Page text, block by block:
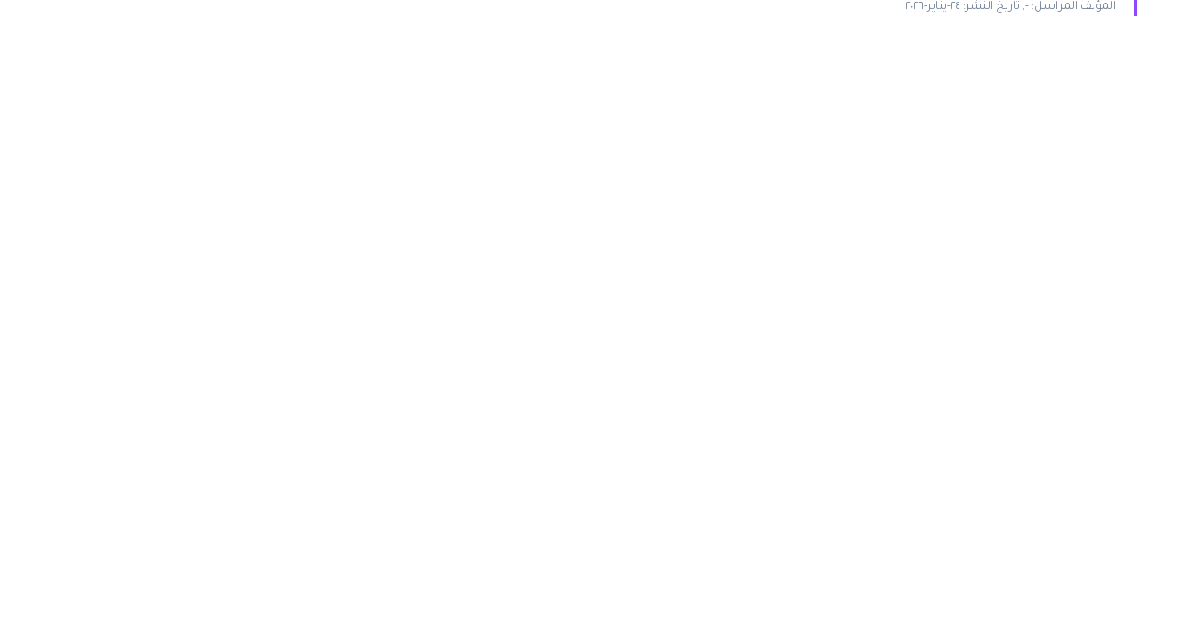
المؤلف المراسل: -
, تاريخ النشر: ٢٤-يناير-٢٠٢٦